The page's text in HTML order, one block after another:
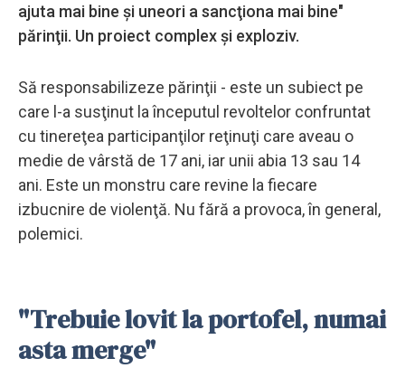
ajuta mai bine şi uneori a sancţiona mai bine"
părinţii. Un proiect complex şi exploziv.
Să responsabilizeze părinţii - este un subiect pe
care l-a susţinut la începutul revoltelor confruntat
cu tinereţea participanţilor reţinuţi care aveau o
medie de vârstă de 17 ani, iar unii abia 13 sau 14
ani. Este un monstru care revine la fiecare
izbucnire de violenţă. Nu fără a provoca, în general,
polemici.
"Trebuie lovit la portofel, numai
asta merge"